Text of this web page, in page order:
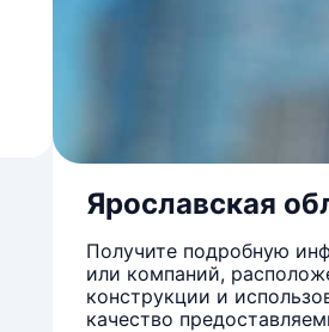
Ярославская
Получите подробную
или компаний,
конструкции и
качество